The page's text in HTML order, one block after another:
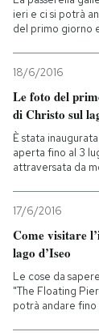
ieri e ci si potrà
del primo giorno
18/6/2016
Le foto del
di Christo sul
È stata
aperta fino al 3
attraversata da
17/6/2016
Come visitare
lago d’Iseo
Le cose da
"The Floating
potrà andare fino